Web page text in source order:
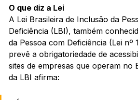
O que diz a Lei
A Lei Brasileira de Inclusão da
Deficiência (LBI), também
da Pessoa com Deficiência (Lei nº
prevê a obrigatoriedade de
sites de empresas que operam no
da LBI afirma: